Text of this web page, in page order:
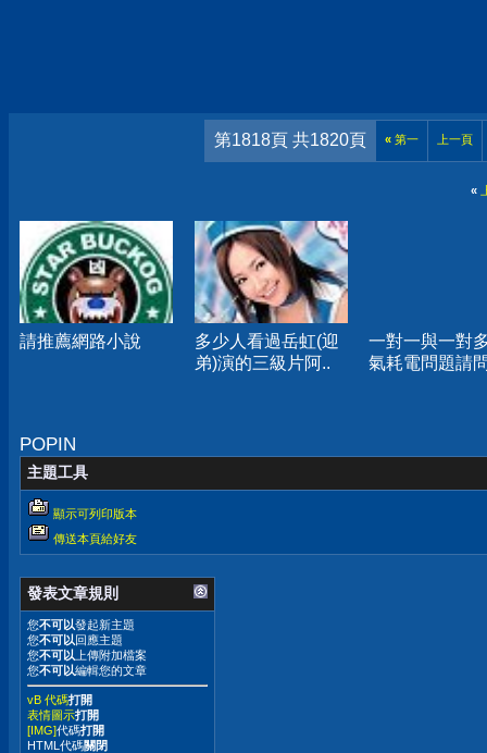
第1818頁 共1820頁 «第一 上一頁
«
請推薦網路小說
多少人看過岳虹(迎
弟)演的三級片阿..
一對一與一對
氣耗電問題請
POPIN
主題工具
顯示可列印版本
傳送本頁給好友
發表文章規則
您不可以發起新主題
您不可以回應主題
您不可以 上傳附加檔案
您不可以編輯您的文章
vB 代碼打開
表情圖示打開
[IMG]代碼打開
HTML代碼關閉